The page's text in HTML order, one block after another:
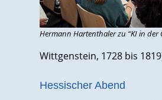
Hermann Hartenthaler zu “KI in der
Wittgenstein, 1728 bis
Hessischer Abend